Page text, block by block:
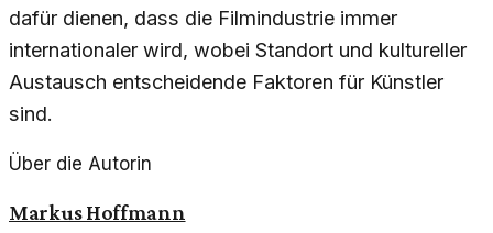
dafür dienen, dass die Filmindustrie immer
internationaler wird, wobei Standort und kultureller
Austausch entscheidende Faktoren für Künstler
sind.
Über die Autorin
Markus Hoffmann